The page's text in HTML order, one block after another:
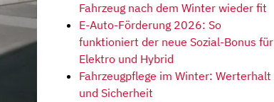
Fahrzeug nach dem Winter wieder fit
E-Auto-Förderung 2026: So
funktioniert der neue Sozial-Bonus für
Elektro und Hybrid
Fahrzeugpflege im Winter: Werterhalt
und Sicherheit